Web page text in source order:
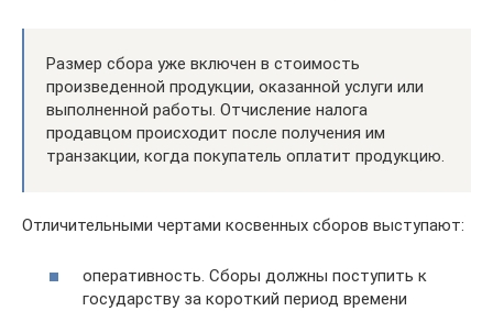
Размер сбора уже включен в стоимость
произведенной продукции, оказанной услуги или
выполненной работы. Отчисление налога
продавцом происходит после получения им
транзакции, когда покупатель оплатит продукцию.
Отличительными чертами косвенных сборов выступают:
оперативность. Сборы должны поступить к
государству за короткий период времени